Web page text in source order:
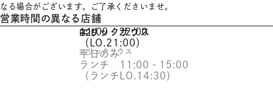
なる場合がございます。ご了承くださいませ。
営業時間の異なる店舗
B2F
エリックサウス
エリックサウス
11:00‐22:00
（LO.21:00）
平日のみ
ランチ 11:00‐15:00
（ランチLO.14:30）